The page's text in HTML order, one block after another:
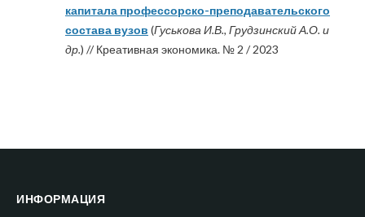
капитала профессорско-преподавательского
состава вузов (Гуськова И.В., Грудзинский А.О. и
др.) // Креативная экономика. № 2 / 2023
ИНФОРМАЦИЯ